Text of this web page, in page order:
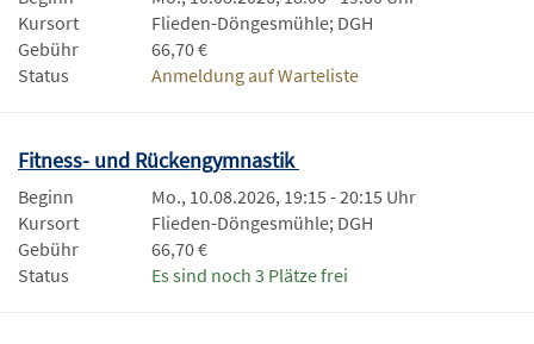
Kursort
Flieden-Döngesmühle; DGH
Gebühr
66,70 €
Status
Anmeldung auf Warteliste
Fitness- und Rückengymnastik
Beginn
Mo., 10.08.2026, 19:15 - 20:15 Uhr
Kursort
Flieden-Döngesmühle; DGH
Gebühr
66,70 €
Status
Es sind noch 3 Plätze frei